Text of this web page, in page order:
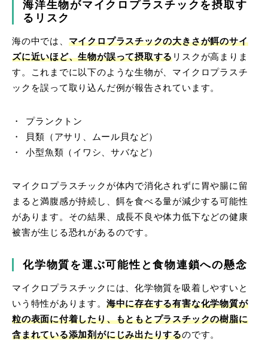
海洋生物がマイクロプラスチックを摂取す
るリスク
海の中では、 マイクロプラスチックの大きさが餌のサイ
ズに近いほど、生物が誤って摂取するリスクが高まりま
す。これまでに以下のような生物が、マイクロプラスチ
ックを誤って取り込んだ例が報告されています。
プランクトン
貝類（アサリ、ムール貝など）
小型魚類（イワシ、サバなど）
マイクロプラスチックが体内で消化されずに胃や腸に留
まると満腹感が持続し、餌を食べる量が減少する可能性
があります。その結果、成長不良や体力低下などの健康
被害が生じる恐れがあるのです。
化学物質を運ぶ可能性と食物連鎖への懸念
マイクロプラスチックには、化学物質を吸着しやすいと
いう特性があります。 海中に存在する有害な化学物質が
粒の表面に付着したり、もともとプラスチックの樹脂に
含まれている添加剤がにじみ出たりするのです。